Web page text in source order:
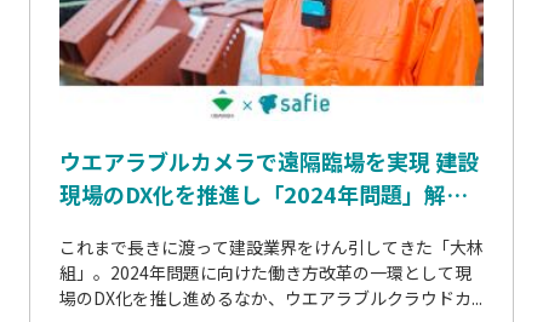
ウエアラブルカメラで遠隔臨場を実現 建設
現場のDX化を推進し「2024年問題」解消
これまで長きに渡って建設業界をけん引してきた「大林
組」。2024年問題に向けた働き方改革の一環として現
場のDX化を推し進めるなか、ウエアラブルクラウドカ...